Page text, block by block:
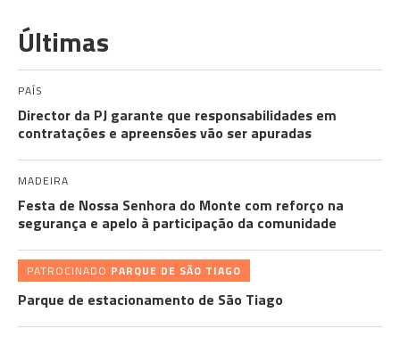
Últimas
PAÍS
Director da PJ garante que responsabilidades em
contratações e apreensões vão ser apuradas
MADEIRA
Festa de Nossa Senhora do Monte com reforço na
segurança e apelo à participação da comunidade
PATROCINADO PARQUE DE SÃO TIAGO
Parque de estacionamento de São Tiago